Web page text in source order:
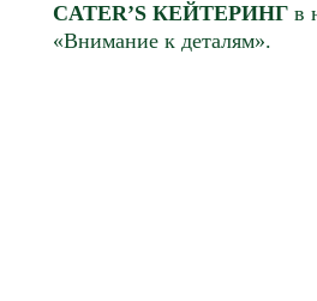
CATER’S КЕЙТЕРИНГ в
«Внимание к деталям».